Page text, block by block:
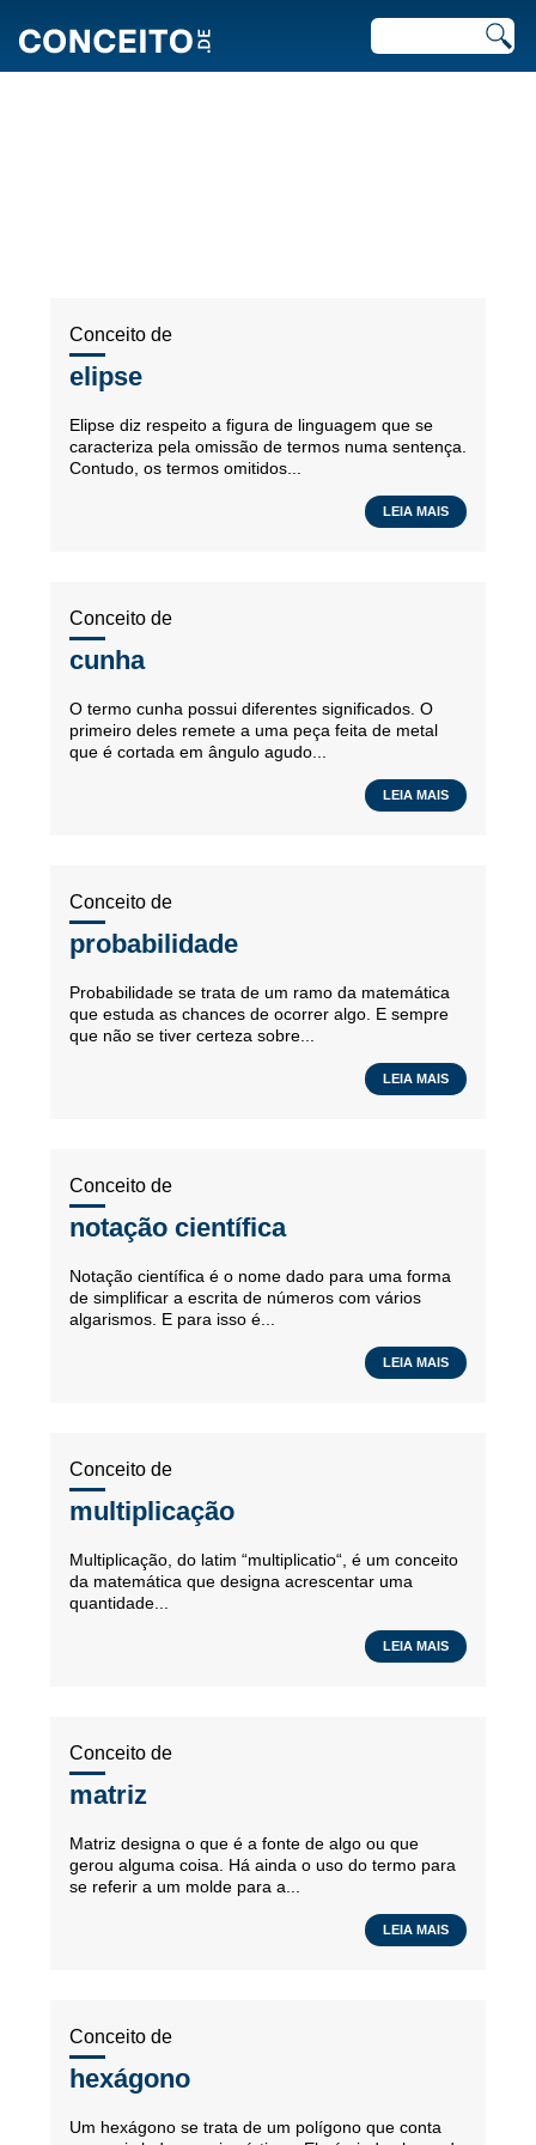
Conceito de
elipse
Elipse diz respeito a figura de linguagem que se
caracteriza pela omissão de termos numa sentença.
Contudo, os termos omitidos...
LEIA MAIS
Conceito de
cunha
O termo cunha possui diferentes significados. O
primeiro deles remete a uma peça feita de metal
que é cortada em ângulo agudo...
LEIA MAIS
Conceito de
probabilidade
Probabilidade se trata de um ramo da matemática
que estuda as chances de ocorrer algo. E sempre
que não se tiver certeza sobre...
LEIA MAIS
Conceito de
notação científica
Notação científica é o nome dado para uma forma
de simplificar a escrita de números com vários
algarismos. E para isso é...
LEIA MAIS
Conceito de
multiplicação
Multiplicação, do latim “multiplicatio“, é um conceito
da matemática que designa acrescentar uma
quantidade...
LEIA MAIS
Conceito de
matriz
Matriz designa o que é a fonte de algo ou que
gerou alguma coisa. Há ainda o uso do termo para
se referir a um molde para a...
LEIA MAIS
Conceito de
hexágono
Um hexágono se trata de um polígono que conta